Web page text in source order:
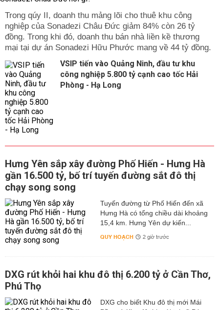
Trong qúy II, doanh thu mảng lõi cho thuê khu công
nghiệp của Sonadezi Châu Đức giảm 84% còn 26 tỷ
đồng. Trong khi đó, doanh thu bán nhà liền kề thương
mại tại dự án Sonadezi Hữu Phước mang về 44 tỷ đồng.
VSIP tiến vào Quảng Ninh, đầu tư khu
công nghiệp 5.800 tỷ cạnh cao tốc Hải
Phòng - Hạ Long
Hưng Yên sắp xây đường Phố Hiến - Hưng Hà
gần 16.500 tỷ, bố trí tuyến đường sắt đô thị
chạy song song
Tuyến đường từ Phố Hiến đến xã
Hưng Hà có tổng chiều dài khoảng
15,4 km. Hưng Yên dự kiến...
QUY HOẠCH 2 giờ trước
DXG rút khỏi hai khu đô thị 6.200 tỷ ở Cần Thơ,
Phú Thọ
DXG cho biết Khu đô thị mới Mái